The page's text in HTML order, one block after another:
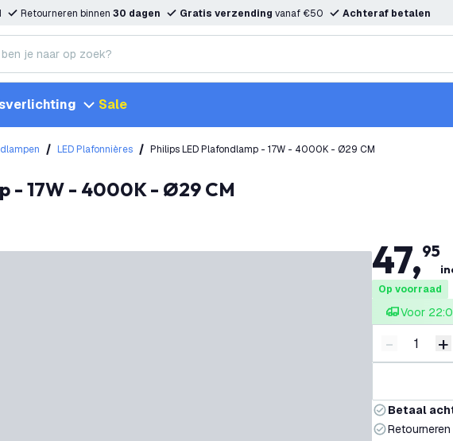
Retourneren binnen 30 dagen Gratis verzending vanaf €50 Achteraf betalen
Sale
LED Plafonnières Philips LED Plafondlamp - 17W - 4000K - Ø29 CM
- 17W - 4000K - Ø29 CM
47,95
Op voorraad
Voor
Verminder
- +
Betaal